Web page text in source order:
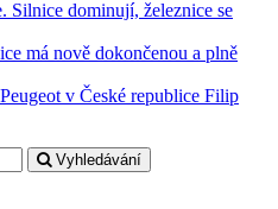
Silnice dominují, železnice se
má nově dokončenou a plně
v České republice Filip
Vyhledávání